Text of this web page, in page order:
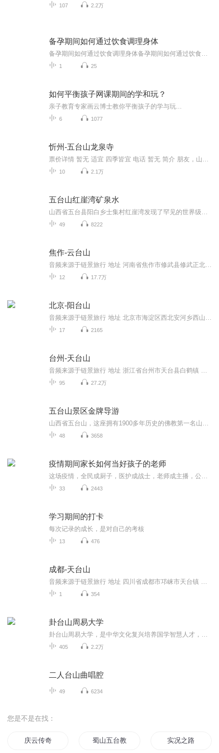
107 2.2万
备孕期间如何通过饮食调理身体
1 25
如何平衡孩子网课期间的学和玩？
亲子教育专家画云博士教你平衡孩子的学与玩...
6 1077
忻州-五台山龙泉寺
10 2.1万
五台山红崖湾矿泉水
49 8222
焦作-云台山
12 17.7万
北京-阳台山
17 2165
台州-天台山
95 27.2万
五台山景区金牌导游
48 3658
疫情期间家长如何当好孩子的老师
33 2443
学习期间的打卡
每次记录的成长，是对自己的考核
13 476
成都-天台山
1 354
卦台山周易大学
405 2.2万
二人台山曲唱腔
49 6234
您是不是在找：
庆云传奇 蜀山五台教主 实况之路